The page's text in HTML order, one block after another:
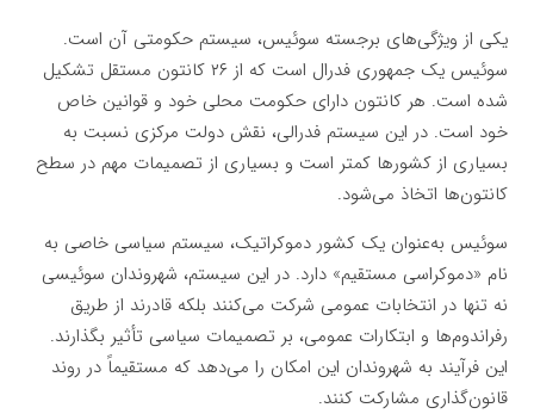
یکی از ویژگی‌های برجسته سوئیس، سیستم حکومتی آن است.
سوئیس یک جمهوری فدرال است که از ۲۶ کانتون مستقل تشکیل
شده است. هر کانتون دارای حکومت محلی خود و قوانین خاص
خود است. در این سیستم فدرالی، نقش دولت مرکزی نسبت به
بسیاری از کشورها کمتر است و بسیاری از تصمیمات مهم در سطح
کانتون‌ها اتخاذ می‌شود.
سوئیس به‌عنوان یک کشور دموکراتیک، سیستم سیاسی خاصی به
نام «دموکراسی مستقیم» دارد. در این سیستم، شهروندان سوئیسی
نه تنها در انتخابات عمومی شرکت می‌کنند بلکه قادرند از طریق
رفراندوم‌ها و ابتکارات عمومی، بر تصمیمات سیاسی تأثیر بگذارند.
این فرآیند به شهروندان این امکان را می‌دهد که مستقیماً در روند
قانون‌گذاری مشارکت کنند.